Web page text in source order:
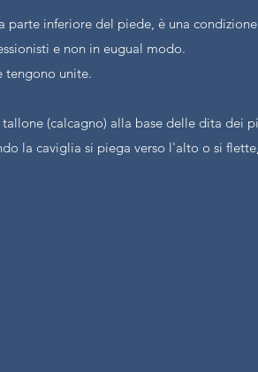
inferiore del piede, è una
e non in eugual modo.
tengono unite.
(calcagno) alla base delle dita dei
la caviglia si piega verso l'alto o si